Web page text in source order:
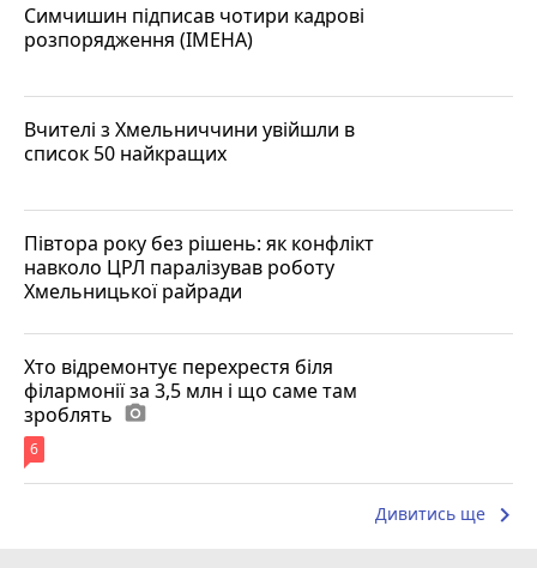
Симчишин підписав чотири кадрові
розпорядження (ІМЕНА)
Вчителі з Хмельниччини увійшли в
список 50 найкращих
Півтора року без рішень: як конфлікт
навколо ЦРЛ паралізував роботу
Хмельницької райради
Хто відремонтує перехрестя біля
філармонії за 3,5 млн і що саме там
зроблять photo_camera
6
Дивитись ще keyboard_arrow_right